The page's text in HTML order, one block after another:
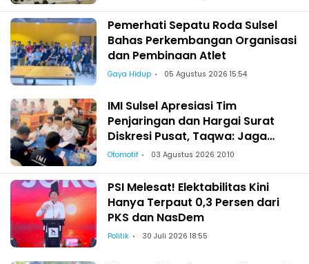
Pemerhati Sepatu Roda Sulsel
Bahas Perkembangan Organisasi
dan Pembinaan Atlet
Gaya Hidup 05 Agustus 2026 15:54
IMI Sulsel Apresiasi Tim
Penjaringan dan Hargai Surat
Diskresi Pusat, Taqwa: Jaga
Kekeluargaan-Kebersamaan
Otomotif 03 Agustus 2026 20:10
PSI Melesat! Elektabilitas Kini
Hanya Terpaut 0,3 Persen dari
PKS dan NasDem
Politik 30 Juli 2026 18:55